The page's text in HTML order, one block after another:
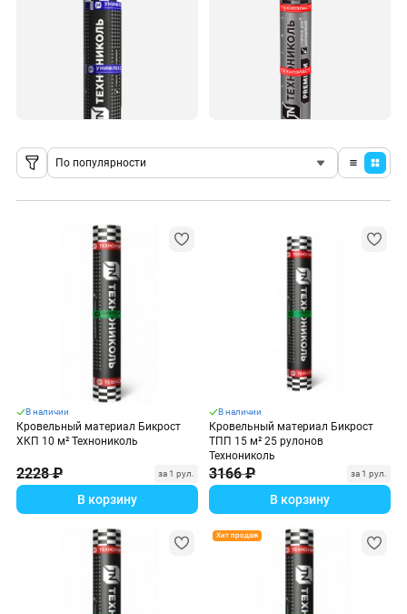
По популярности
В наличии
Кровельный материал Бикрост
ХКП 10 м² Технониколь
2228 ₽ за 1 рул.
В корзину
В наличии
Кровельный материал Бикрост
ТПП 15 м² 25 рулонов
Технониколь
3166 ₽ за 1 рул.
В корзину
Хит продаж